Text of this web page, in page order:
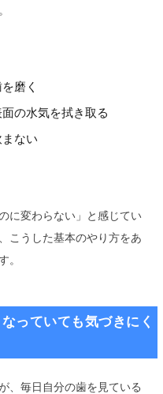
磨く
の水気を拭き取る
ない
に変わらない」と感じてい
こうした基本のやり方をあ
。
っていても気づきにく
、毎日自分の歯を見ている